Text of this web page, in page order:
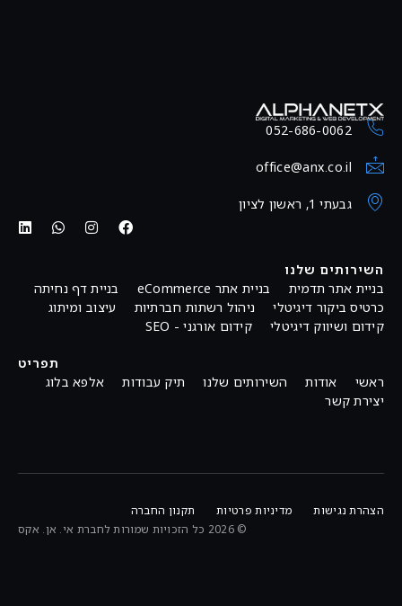
052-686-0062
office@anx.co.il
גבעתי 1, ראשון לציון
השירותים שלנו
בניית אתר תדמית
בניית אתר eCommerce
בניית דף נחיתה
כרטיס ביקור דיגיטלי
ניהול רשתות חברתיות
עיצוב ומיתוג
קידום ושיווק דיגיטלי
קידום אורגני - SEO
תפריט
ראשי
אודות השירותים שלנו תיק עבודות
אלפא בלוג
יצירת קשר
הצהרת נגישות מדיניות פרטיות
תקנון החברה
© 2026 כל הזכויות שמורות לחברת אי. אן. אקס